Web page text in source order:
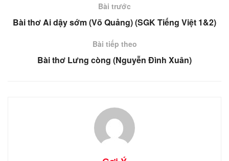
Bài trước
Bài thơ Ai dậy sớm (Võ Quảng) (SGK Tiếng Việt 1&2)
Bài tiếp theo
Bài thơ Lưng còng (Nguyễn Đình Xuân)